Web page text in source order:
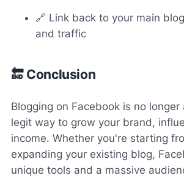
🔗 Link back to your main
and traffic
🔚 Conclusion
Blogging on Facebook is no longer
legit way to grow your brand,
income. Whether you're starting
expanding your existing blog,
unique tools and a massive